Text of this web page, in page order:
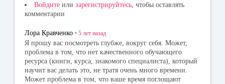
Войдите или зарегистрируйтесь , чтобы оставлять
комментарии
Лора Кравченко • 5 лет назад
Я прошу вас посмотреть глубже, вокруг себя. Может,
проблема в том, что нет качественного обучающего
ресурса (книги, курса, знакомого специалиста), который
научит вас делать это, не тратя очень много времени.
Может проблема в том, что ваше время поглощают